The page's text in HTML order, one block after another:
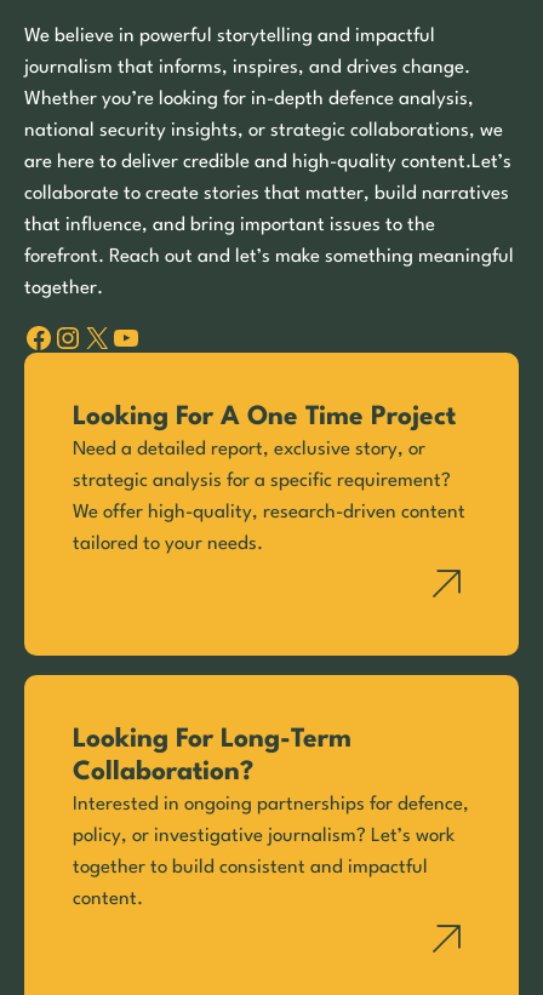
We believe in powerful storytelling and impactful
journalism that informs, inspires, and drives change.
Whether you’re looking for in-depth defence analysis,
national security insights, or strategic collaborations, we
are here to deliver credible and high-quality content.Let’s
collaborate to create stories that matter, build narratives
that influence, and bring important issues to the
forefront. Reach out and let’s make something meaningful
together.
Facebook Instagram X YouTube
Looking For A One Time Project
Need a detailed report, exclusive story, or
strategic analysis for a specific requirement?
We offer high-quality, research-driven content
tailored to your needs.
Looking For Long-Term
Collaboration?
Interested in ongoing partnerships for defence,
policy, or investigative journalism? Let’s work
together to build consistent and impactful
content.